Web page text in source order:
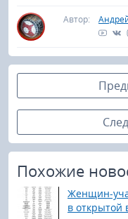
Автор:
Похожие
Женщин-
в открытой